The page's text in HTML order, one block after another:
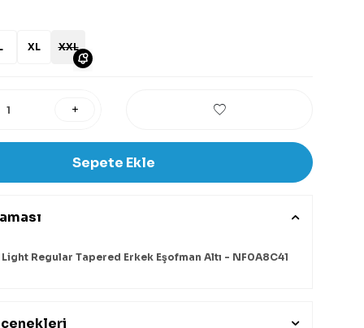
XL XXL
Sepete Ekle
Regular Tapered Erkek Eşofman Altı - NF0A8C41